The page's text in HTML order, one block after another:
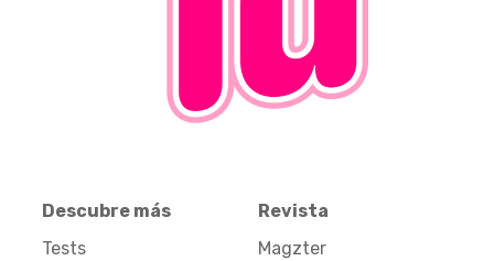
Descubre más
Tests
Revista
Magzter